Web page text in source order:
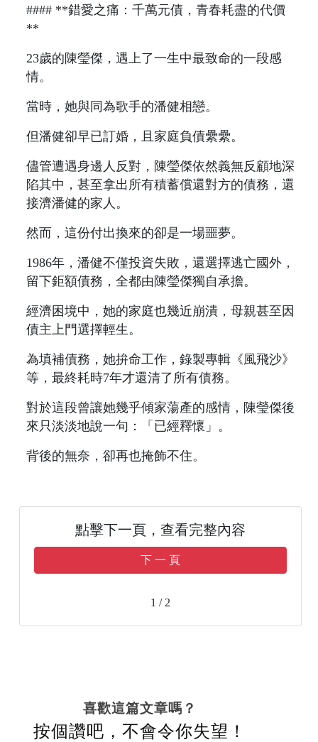
#### **錯愛之痛：千萬元債，青春耗盡的代價
**
23歲的陳瑩傑，遇上了一生中最致命的一段感
情。
當時，她與同為歌手的潘健相戀。
但潘健卻早已訂婚，且家庭負債纍纍。
儘管遭遇身邊人反對，陳瑩傑依然義無反顧地深
陷其中，甚至拿出所有積蓄償還對方的債務，還
接濟潘健的家人。
然而，這份付出換來的卻是一場噩夢。
1986年，潘健不僅投資失敗，還選擇逃亡國外，
留下鉅額債務，全都由陳瑩傑獨自承擔。
經濟困境中，她的家庭也幾近崩潰，母親甚至因
債主上門選擇輕生。
為填補債務，她拚命工作，錄製專輯《風飛沙》
等，最終耗時7年才還清了所有債務。
對於這段曾讓她幾乎傾家蕩產的感情，陳瑩傑後
來只淡淡地說一句：「已經釋懷」。
背後的無奈，卻再也掩飾不住。
點擊下一頁，查看完整內容
下 一 頁
1 / 2
喜歡這篇文章嗎？
按個讚吧，不會令你失望！